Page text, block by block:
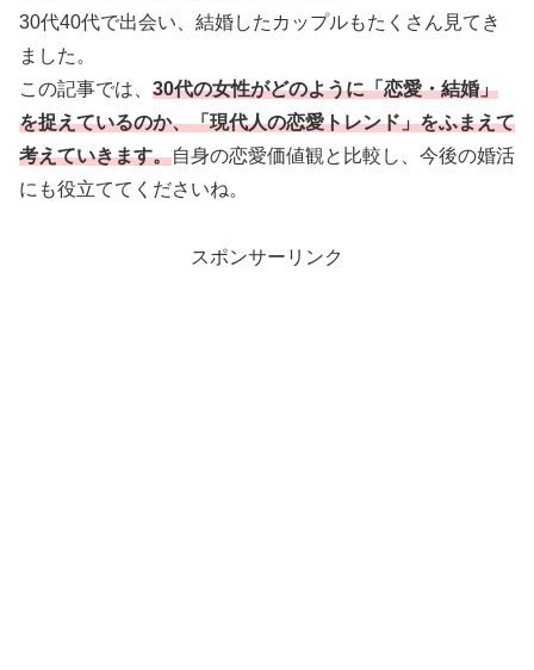
30代40代で出会い、結婚したカップルもたくさん見てき
ました。
この記事では、 30代の女性がどのように「恋愛・結婚」
を捉えているのか、「現代人の恋愛トレンド」をふまえて
考えていきます。自身の恋愛価値観と比較し、今後の婚活
にも役立ててくださいね。
スポンサーリンク